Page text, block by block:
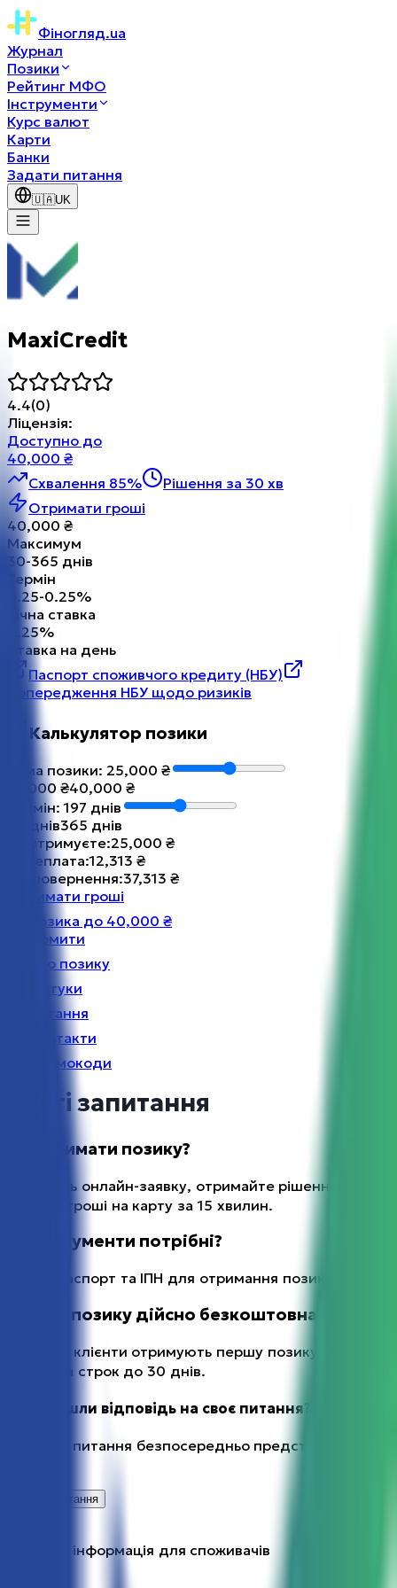
Фіногляд.ua
Журнал
Позики
Рейтинг МФО
Інструменти
Курс валют
Карти
Банки
Задати питання
🇺🇦UK
MaxiCredit
4.4(0)
Ліцензія:
Доступно до
40,000 ₴
Схвалення 85%
Рішення за 30 хв
Отримати гроші
40,000 ₴
Максимум
30-365 днів
Термін
0.25-0.25%
Річна ставка
0.25%
Ставка на день
Паспорт споживчого кредиту (НБУ)
Попередження НБУ щодо ризиків
Калькулятор позики
Сума позики: 25,000 ₴
10,000 ₴40,000 ₴
Термін:197 днів
днів365 днів
Ви отримуєте:25,000 ₴
Переплата:12,313 ₴
До повернення:37,313 ₴
Отримати гроші
Позика до 40,000 ₴
Оформити
Про позику
Відгуки
Питання
Контакти
Промокоди
Часті запитання
Як отримати позику?
Заповніть онлайн-заявку, отримайте рішення за 5
хвилин, гроші на карту за 15 хвилин.
Які документи потрібні?
Тільки паспорт та ІПН для отримання позики.
Перша позику дійсно безкоштовна?
Так, нові клієнти отримують першу позику під 0-
0.01% на строк до 30 днів.
Не знайшли відповідь на своє питання?
Задайте питання безпосередньо представникам
Задати питання
Важлива інформація для споживачів